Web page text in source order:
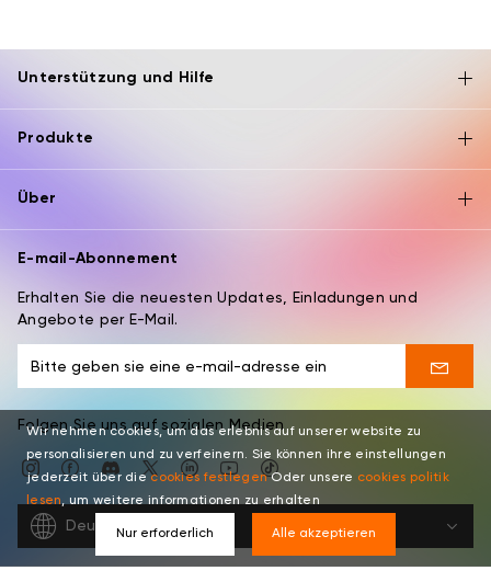
Unterstützung und Hilfe
Produkte
Über
E-mail-Abonnement
Erhalten Sie die neuesten Updates, Einladungen und
Angebote per E-Mail.
Folgen Sie uns auf sozialen Medien
Deutsch
Wir nehmen cookies, um das erlebnis auf unserer website zu
personalisieren und zu verfeinern. Sie können ihre einstellungen
jederzeit über die cookies festlegenOder unsere cookies politik
lesen, um weitere informationen zu erhalten
Nur erforderlich Alle akzeptieren